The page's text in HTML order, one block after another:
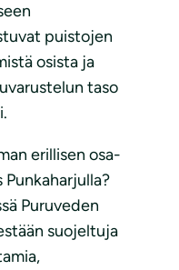
puistojen
osista ja
taso
erillisen osa-
Puruveden
suojeltuja